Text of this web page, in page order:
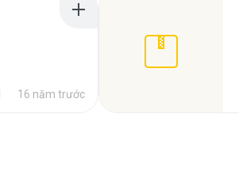
16 năm trước